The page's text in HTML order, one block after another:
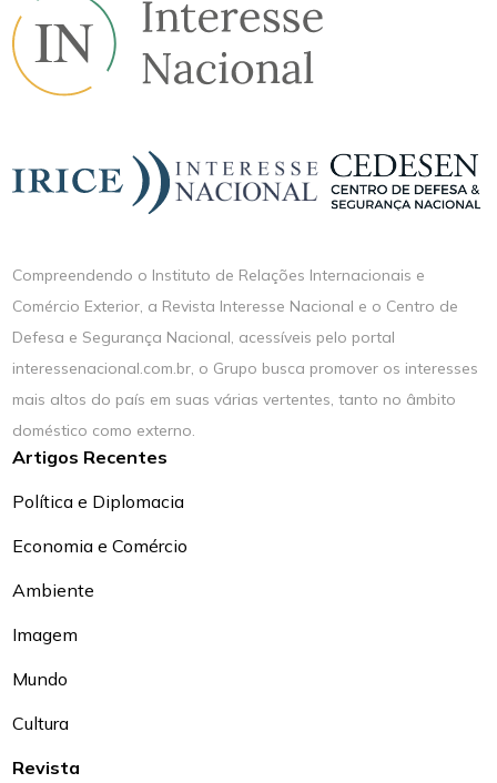
Compreendendo o Instituto de Relações Internacionais e
Comércio Exterior, a Revista Interesse Nacional e o Centro de
Defesa e Segurança Nacional, acessíveis pelo portal
interessenacional.com.br, o Grupo busca promover os interesses
mais altos do país em suas várias vertentes, tanto no âmbito
doméstico como externo.
Artigos Recentes
Política e Diplomacia
Economia e Comércio
Ambiente
Imagem
Mundo
Cultura
Revista